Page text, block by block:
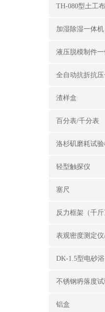
加湿除湿一体机
液压脱模制件
全自动抗折抗
渣样盒
百分表/千分表
洛杉矶磨耗试
轻型触探仪
塞尺
反力框架（千斤
表观密度测定
DK-1.5型电砂浴
不锈钢坍落度
铝盒